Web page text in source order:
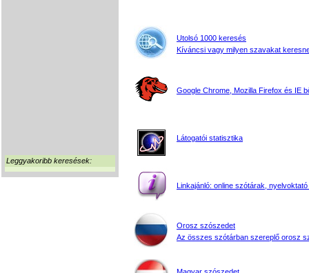
Leggyakoribb keresések:
Utolsó 1000 keresés
Kíváncsi vagy milyen szavakat
Google Chrome, Mozilla Firefox és IE
Látogatói statisztika
Linkajánló: online szótárak, nyelvoktató
Orosz szószedet
Az összes szótárban szereplő orosz